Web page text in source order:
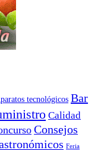
tecnológicos Bar
Calidad
Consejos
Feria